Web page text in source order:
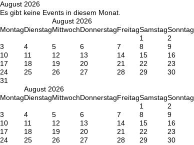
August 2026
Es gibt keine Events in diesem Monat.
August 2026
MontagDienstagMittwochDonnerstagFreitagSamstagSonntag
1
2
3
4 5 6 7 8
9
10
11 12 13 14 15
16
17
18 19 20 21 22
23
24
25 26 27 28 29
30
31
August 2026
MontagDienstagMittwochDonnerstagFreitagSamstagSonntag
1
2
3
4 5 6 7 8
9
10
11 12 13 14 15
16
17
18 19 20 21 22
23
24
25 26 27 28 29
30